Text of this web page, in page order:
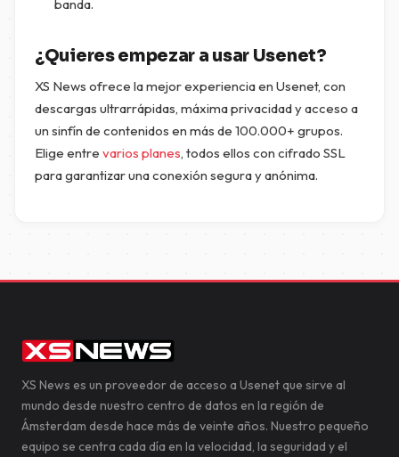
banda.
¿Quieres empezar a usar Usenet?
XS News ofrece la mejor experiencia en Usenet, con
descargas ultrarrápidas, máxima privacidad y acceso a
un sinfín de contenidos en más de 100.000+ grupos.
Elige entre varios planes, todos ellos con cifrado SSL
para garantizar una conexión segura y anónima.
XS News es un proveedor de acceso a Usenet que sirve al
mundo desde nuestro centro de datos en la región de
Ámsterdam desde hace más de veinte años. Nuestro pequeño
equipo se centra cada día en la velocidad, la seguridad y el